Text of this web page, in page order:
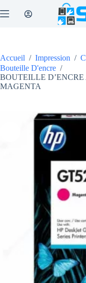
au
Accueil / Impression /
Bouteille D'encre /
BOUTEILLE D’ENCRE
MAGENTA